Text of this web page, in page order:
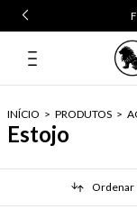
INÍCIO > PRODUTOS >
Estojo
Ordenar